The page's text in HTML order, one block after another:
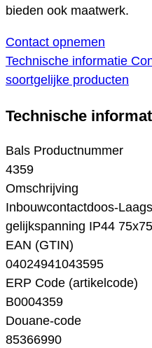
bieden ook maatwerk.
Contact opnemen
Technische informatie
soortgelijke producten
Technische
Bals Productnummer
4359
Omschrijving
Inbouwcontactdoos-
gelijkspanning IP44
EAN (GTIN)
04024941043595
ERP Code (artikelcode)
B0004359
Douane-code
85366990